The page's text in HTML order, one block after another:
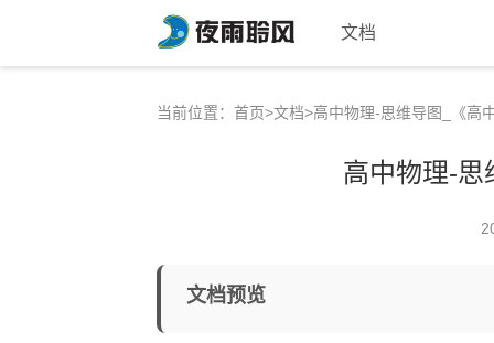
文档
当前位置： 首页>文档>高中物理-思维导图_《高
高中物理-思
文档预览